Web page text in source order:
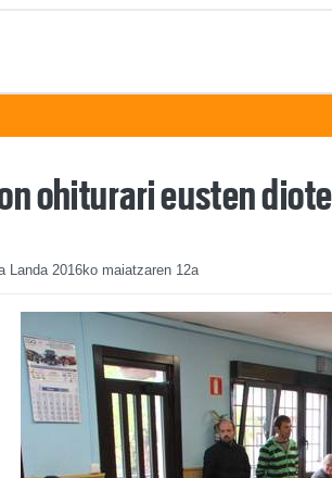
ohiturari eusten diote
Landa 2016ko maiatzaren 12a